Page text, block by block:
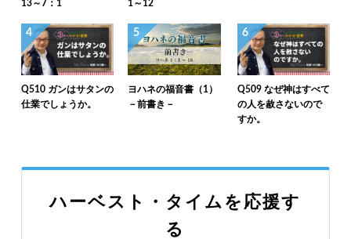
13～7：1
1～12
4
Q510 ガンはサタンの
仕業でしょうか。
5
ヨハネの福音書（1）
－前書き－
6
Q509 なぜ神はすべて
の人を赦さないので
すか。
ハーベスト・タイムを応援す
る